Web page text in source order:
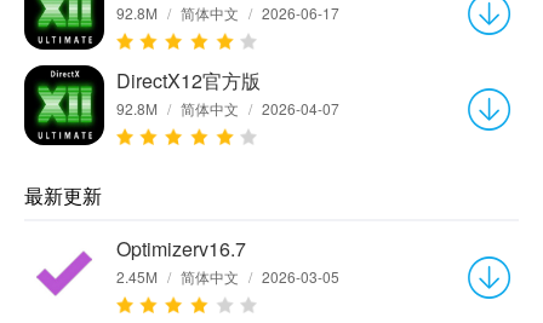
92.8M / 简体中文 / 2026-06-17
DirectX12官方版
92.8M / 简体中文 / 2026-04-07
最新更新
Optimizerv16.7
2.45M / 简体中文 / 2026-03-05